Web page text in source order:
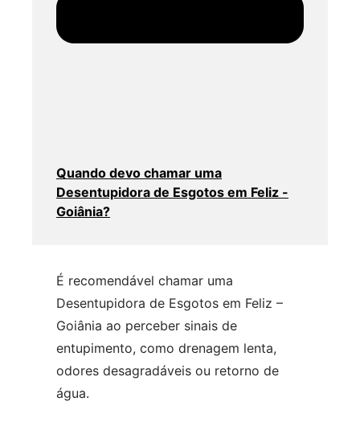
Quando devo chamar uma
Desentupidora de Esgotos em Feliz -
Goiânia?
É recomendável chamar uma
Desentupidora de Esgotos em Feliz –
Goiânia ao perceber sinais de
entupimento, como drenagem lenta,
odores desagradáveis ou retorno de
água.